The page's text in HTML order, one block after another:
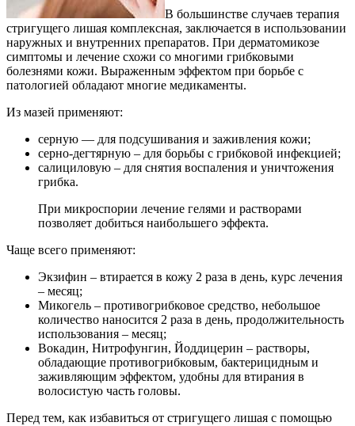
В большинстве случаев терапия
стригущего лишая комплексная, заключается в использовании
наружных и внутренних препаратов. При дерматомикозе
симптомы и лечение схожи со многими грибковыми
болезнями кожи. Выраженным эффектом при борьбе с
патологией обладают многие медикаменты.
Из мазей применяют:
серную — для подсушивания и заживления кожи;
серно-дегтярную – для борьбы с грибковой инфекцией;
салициловую – для снятия воспаления и уничтожения
грибка.
При микроспории лечение гелями и растворами
позволяет добиться наибольшего эффекта.
Чаще всего применяют:
Экзифин – втирается в кожу 2 раза в день, курс лечения
– месяц;
Микогель – противогрибковое средство, небольшое
количество наносится 2 раза в день, продолжительность
использования – месяц;
Вокадин, Нитрофунгин, Йоддицерин – растворы,
обладающие противогрибковым, бактерицидным и
заживляющим эффектом, удобны для втирания в
волосистую часть головы.
Перед тем, как избавиться от стригущего лишая с помощью